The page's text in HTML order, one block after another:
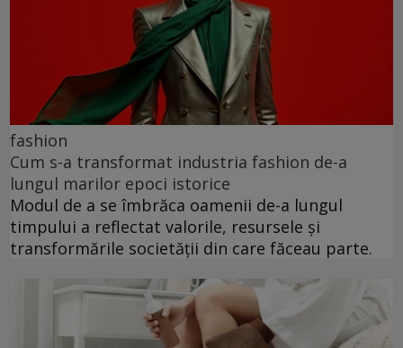
fashion
Cum s-a transformat industria fashion de-a
lungul marilor epoci istorice
Modul de a se îmbrăca oamenii de-a lungul
timpului a reflectat valorile, resursele și
transformările societății din care făceau parte.